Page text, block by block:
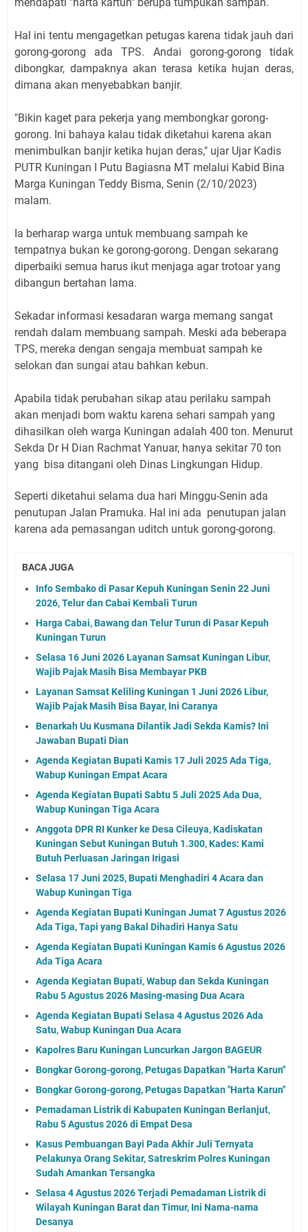
Hal ini tentu mengagetkan petugas karena tidak jauh dari
gorong-gorong ada TPS. Andai gorong-gorong tidak
dibongkar, dampaknya akan terasa ketika hujan deras,
dimana akan menyebabkan banjir.
"Bikin kaget para pekerja yang membongkar gorong-
gorong. Ini bahaya kalau tidak diketahui karena akan
menimbulkan banjir ketika hujan deras," ujar Ujar Kadis
PUTR Kuningan I Putu Bagiasna MT melalui Kabid Bina
Marga Kuningan Teddy Bisma, Senin (2/10/2023)
malam.
Ia berharap warga untuk membuang sampah ke
tempatnya bukan ke gorong-gorong. Dengan sekarang
diperbaiki semua harus ikut menjaga agar trotoar yang
dibangun bertahan lama.
Sekadar informasi kesadaran warga memang sangat
rendah dalam membuang sampah. Meski ada beberapa
TPS, mereka dengan sengaja membuat sampah ke
selokan dan sungai atau bahkan kebun.
Apabila tidak perubahan sikap atau perilaku sampah
akan menjadi bom waktu karena sehari sampah yang
dihasilkan oleh warga Kuningan adalah 400 ton. Menurut
Sekda Dr H Dian Rachmat Yanuar, hanya sekitar 70 ton
yang bisa ditangani oleh Dinas Lingkungan Hidup.
Seperti diketahui selama dua hari Minggu-Senin ada
penutupan Jalan Pramuka. Hal ini ada penutupan jalan
karena ada pemasangan uditch untuk gorong-gorong.
BACA JUGA
Info Sembako di Pasar Kepuh Kuningan Senin 22 Juni
2026, Telur dan Cabai Kembali Turun
Harga Cabai, Bawang dan Telur Turun di Pasar Kepuh
Kuningan Turun
Selasa 16 Juni 2026 Layanan Samsat Kuningan Libur,
Wajib Pajak Masih Bisa Membayar PKB
Layanan Samsat Keliling Kuningan 1 Juni 2026 Libur,
Wajib Pajak Masih Bisa Bayar, Ini Caranya
Benarkah Uu Kusmana Dilantik Jadi Sekda Kamis? Ini
Jawaban Bupati Dian
Agenda Kegiatan Bupati Kamis 17 Juli 2025 Ada Tiga,
Wabup Kuningan Empat Acara
Agenda Kegiatan Bupati Sabtu 5 Juli 2025 Ada Dua,
Wabup Kuningan Tiga Acara
Anggota DPR RI Kunker ke Desa Cileuya, Kadiskatan
Kuningan Sebut Kuningan Butuh 1.300, Kades: Kami
Butuh Perluasan Jaringan Irigasi
Selasa 17 Juni 2025, Bupati Menghadiri 4 Acara dan
Wabup Kuningan Tiga
Agenda Kegiatan Bupati Kuningan Jumat 7 Agustus 2026
Ada Tiga, Tapi yang Bakal Dihadiri Hanya Satu
Agenda Kegiatan Bupati Kuningan Kamis 6 Agustus 2026
Ada Tiga Acara
Agenda Kegiatan Bupati, Wabup dan Sekda Kuningan
Rabu 5 Agustus 2026 Masing-masing Dua Acara
Agenda Kegiatan Bupati Selasa 4 Agustus 2026 Ada
Satu, Wabup Kuningan Dua Acara
Kapolres Baru Kuningan Luncurkan Jargon BAGEUR
Bongkar Gorong-gorong, Petugas Dapatkan "Harta Karun"
Bongkar Gorong-gorong, Petugas Dapatkan "Harta Karun"
Pemadaman Listrik di Kabupaten Kuningan Berlanjut,
Rabu 5 Agustus 2026 di Empat Desa
Kasus Pembuangan Bayi Pada Akhir Juli Ternyata
Pelakunya Orang Sekitar, Satreskrim Polres Kuningan
Sudah Amankan Tersangka
Selasa 4 Agustus 2026 Terjadi Pemadaman Listrik di
Wilayah Kuningan Barat dan Timur, Ini Nama-nama
Desanya